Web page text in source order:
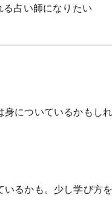
占い師になりたい
身についているかもし
るかも。少し学び方